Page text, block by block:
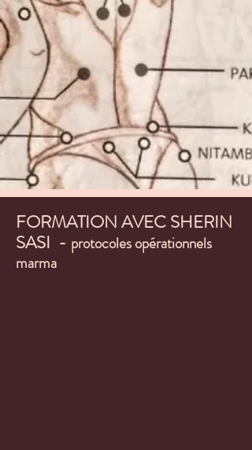
FORMATION AVEC SHERIN
SASI - protocoles opérationnels
marma